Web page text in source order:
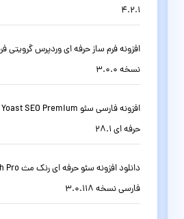
4.2.1
نسخه 3.0.0
حرفه ای 28.1
فارسی نسخه 3.0.118